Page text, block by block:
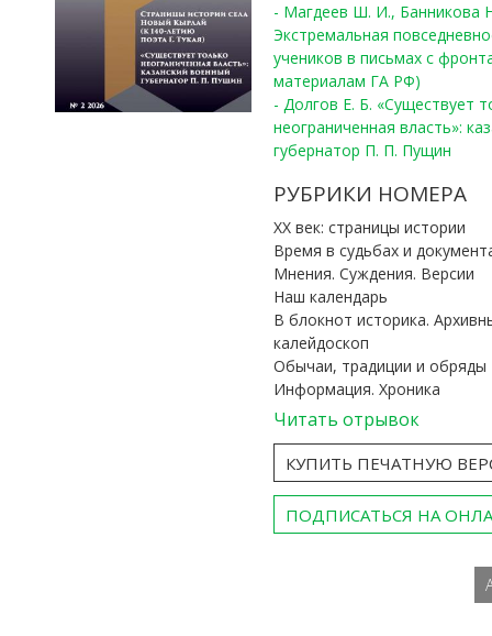
- Магдеев Ш. И., Банникова
Экстремальная
учеников в письмах с
материалам ГА РФ)
- Долгов Е. Б. «Существует
неограниченная власть»:
губернатор П. П. Пущин
РУБРИКИ НОМЕРА
ХХ век: страницы истории
Время в судьбах и
Мнения. Суждения. Версии
Наш календарь
В блокнот историка.
калейдоскоп
Обычаи, традиции и обряды
Информация. Хроника
Читать отрывок
КУПИТЬ ПЕЧАТНУЮ
ПОДПИСАТЬСЯ НА